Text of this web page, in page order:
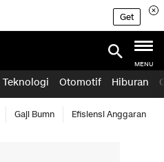
Get
MENU
Teknologi Otomotif Hiburan
Gaji Bumn Efisiensi Anggaran